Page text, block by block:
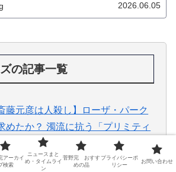
2026.06.05
の記事一覧
藤元彦は人殺し】ローザ・パーク
めたか？ 濁流に抗う「プリミティ
絶対論理
万票の欺瞞】「民意」という濁
アーカイ
検索
ニュースまと
め・タイムライ
ン
菅野完 おすす
めの品
プライバシーポ
リシー
お問い合わせ